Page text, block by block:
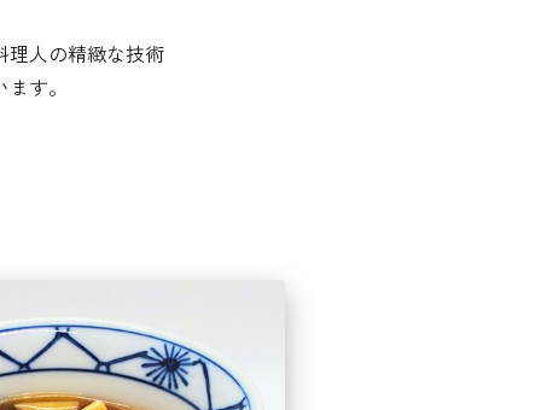
理人の精緻な技術
す。